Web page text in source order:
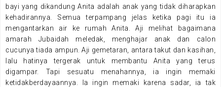
bayi yang dikandung Anita adalah anak yang tidak diharapkan
kehadirannya. Semua terpampang jelas ketika pagi itu ia
mengantarkan air ke rumah Anita. Aji melihat bagaimana
amarah Jubaidah meledak, menghajar anak dan calon
cucunya tiada ampun. Aji gemetaran, antara takut dan kasihan,
lalu hatinya tergerak untuk membantu Anita yang terus
digampar. Tapi sesuatu menahannya, ia ingin memaki
ketidakberdayaannya. Ia ingin memaki karena sadar, ia tak